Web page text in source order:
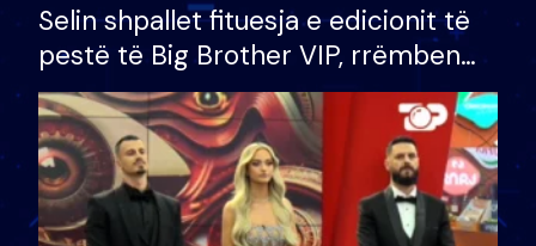
Selin shpallet fituesja e edicionit të
pestë të Big Brother VIP, rrëmben
çmimin e madh prej 100 mijë eurosh